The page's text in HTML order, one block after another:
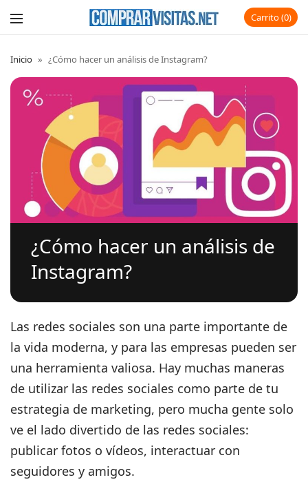
Carrito 0
Inicio » ¿Cómo hacer un análisis de Instagram?
¿Cómo hacer un análisis de
Instagram?
Las redes sociales son una parte importante de
la vida moderna, y para las empresas pueden ser
una herramienta valiosa. Hay muchas maneras
de utilizar las redes sociales como parte de tu
estrategia de marketing, pero mucha gente solo
ve el lado divertido de las redes sociales:
publicar fotos o vídeos, interactuar con
seguidores y amigos.